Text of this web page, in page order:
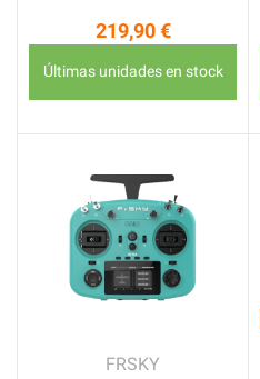
Precio
219,90 €
Últimas unidades en stock
FRSKY